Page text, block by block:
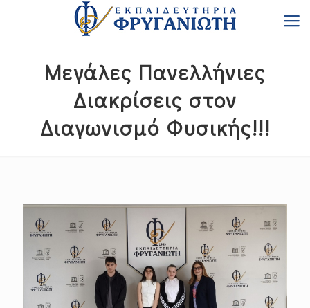
Μεγάλες Πανελλήνιες
Διακρίσεις στον
Διαγωνισμό Φυσικής!!!